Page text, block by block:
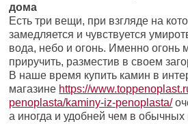
дома
Есть три вещи, при взгляде на
замедляется и чувствуется
вода, небо и огонь. Именно огонь
приручить, разместив в своем
В наше время купить камин в
магазине https://
penoplasta/kaminy-iz-penoplasta/
а иногда и удобней чем в обычных